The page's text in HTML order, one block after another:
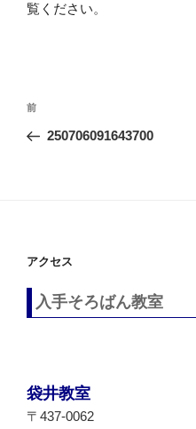
覧ください。
投
ナ
ョ
ン
過
去
前
250706091643700
アクセス
入手そろばん教室
袋井教室
〒437-0062